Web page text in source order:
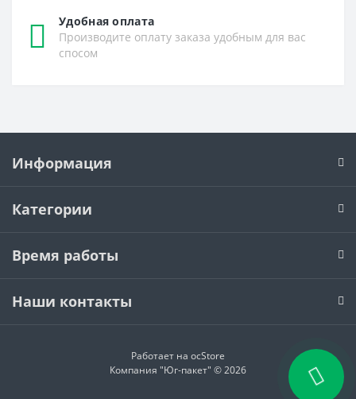
Удобная оплата
Производите оплату заказа удобным для вас
спосом
Информация
Категории
Время работы
Наши контакты
Работает на ocStore
Компания "Юг-пакет" © 2026